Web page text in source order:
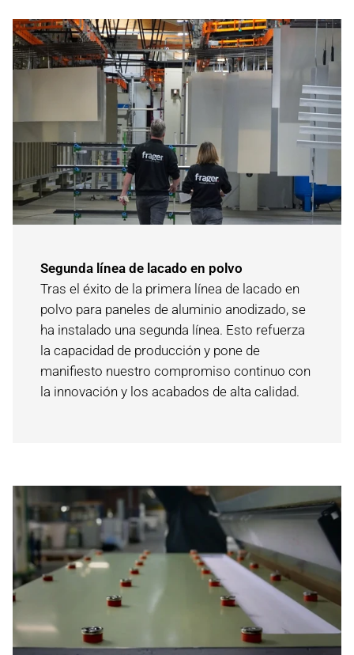
Segunda línea de lacado en polvo
Tras el éxito de la primera línea de lacado en
polvo para paneles de aluminio anodizado, se
ha instalado una segunda línea. Esto refuerza
la capacidad de producción y pone de
manifiesto nuestro compromiso continuo con
la innovación y los acabados de alta calidad.